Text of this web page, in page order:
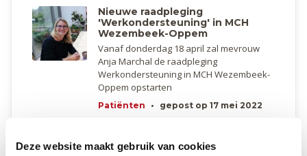
Deze website maakt gebruik van cookies
Nieuwe raadpleging
'Werkondersteuning' in MCH
Wezembeek-Oppem​
Vanaf donderdag 18 april zal mevrouw
Anja Marchal de raadpleging
Werkondersteuning in MCH Wezembeek-
Oppem opstarten
Patiënten • gepost op 17 mei 2022
in MCH Wezembeek-Oppem